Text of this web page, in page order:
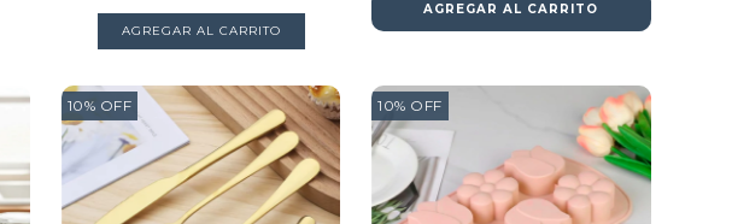
AGREGAR AL CARRITO
10% OFF 10% OFF